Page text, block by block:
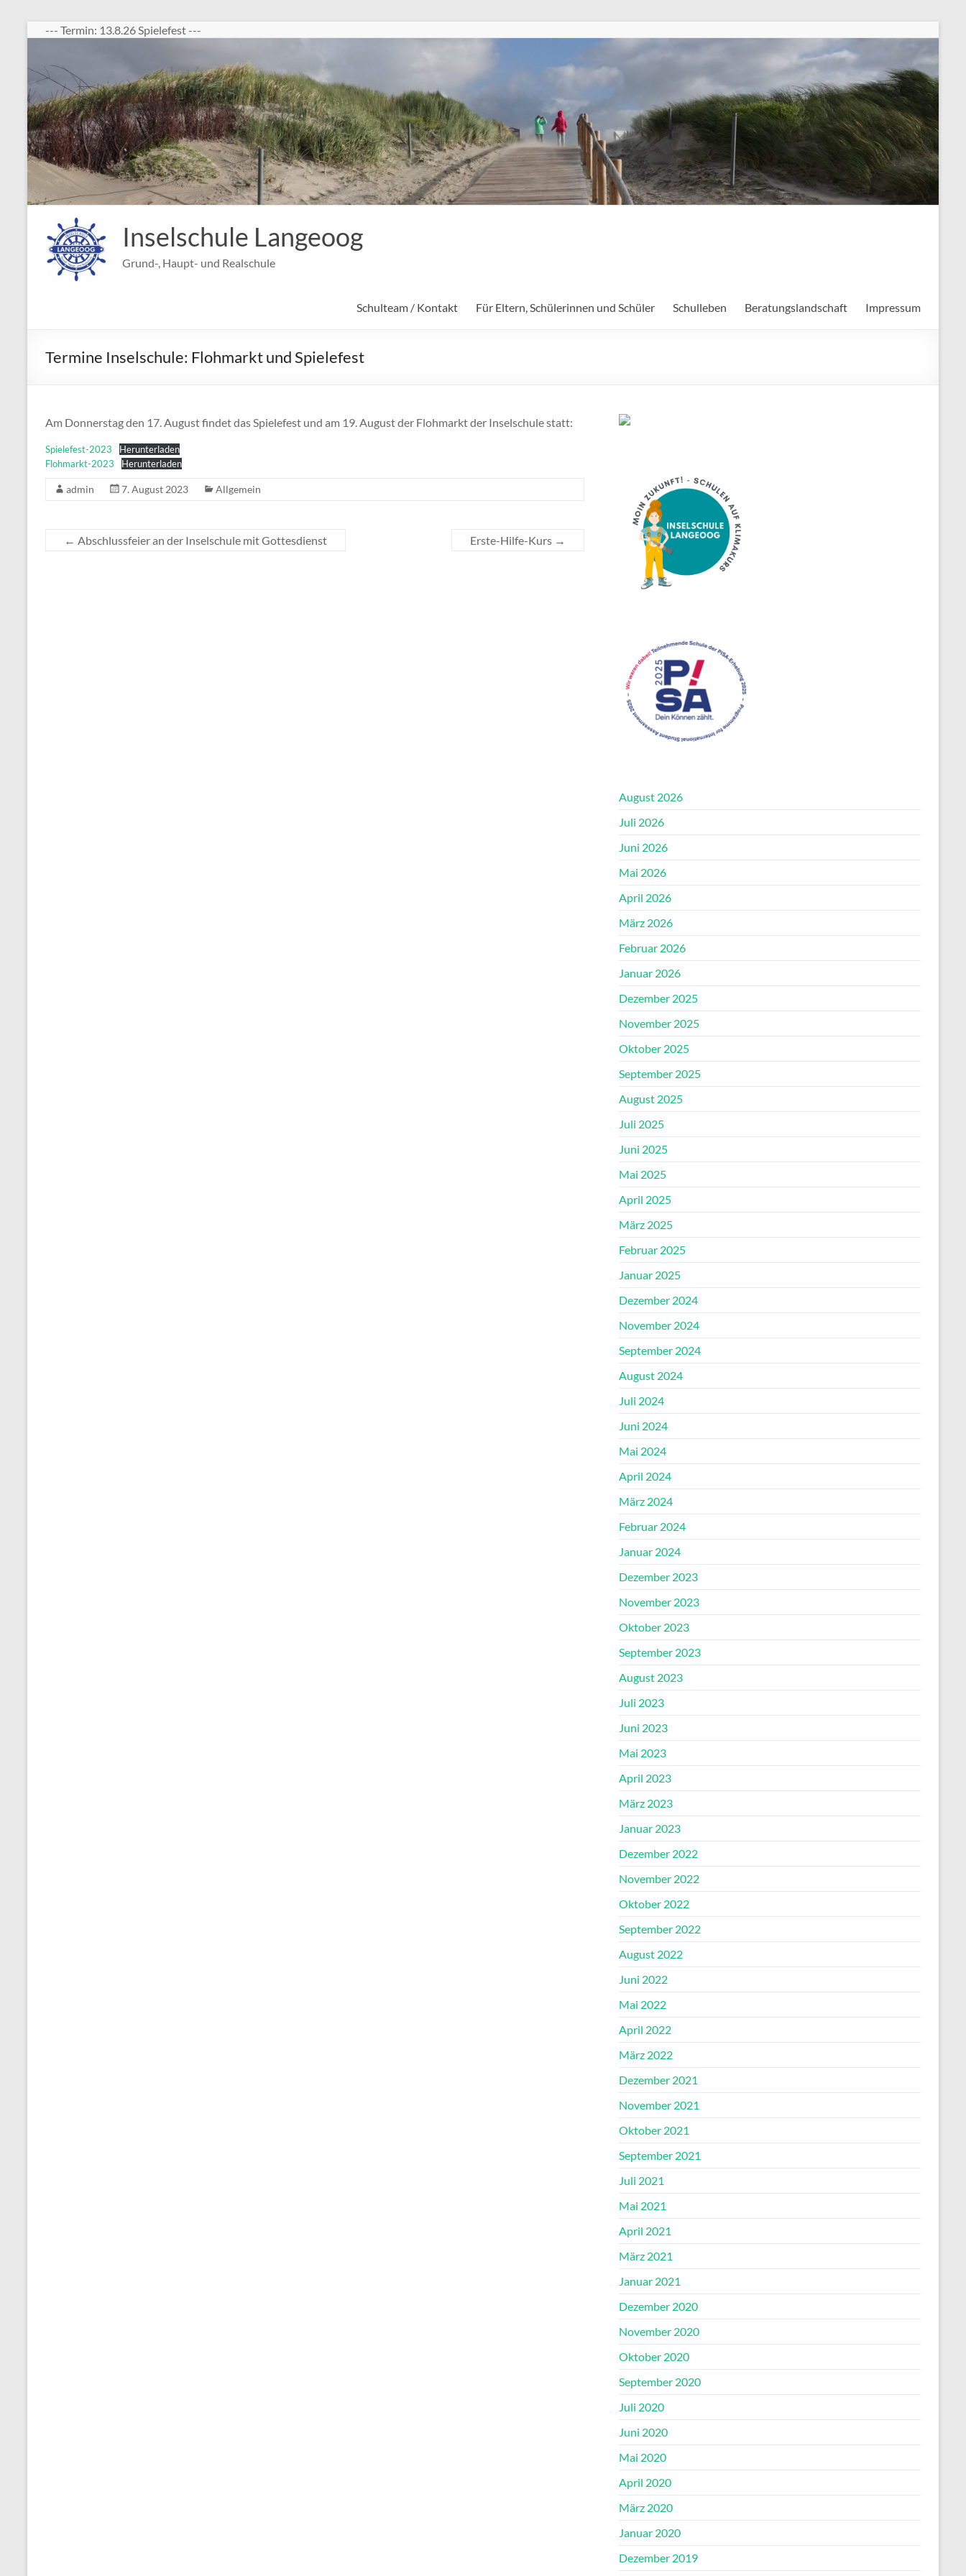
Zum
Inhalt
--- Termin: 13.8.26 Spielefest ---
Inselschule Langeoog
Grund-, Haupt- und Realschule
Schulteam / Kontakt Für Eltern, Schülerinnen und Schüler Schulleben Beratungslandschaft Impressum
Termine Inselschule: Flohmarkt und Spielefest
Am Donnerstag den 17. August findet das Spielefest und am 19. August der Flohmarkt der Inselschule statt:
Spielefest-2023
Herunterladen
Flohmarkt-2023
Herunterladen
admin 7. August 2023 Allgemein
← Abschlussfeier an der Inselschule mit Gottesdienst Erste-Hilfe-Kurs →
August 2026
Juli 2026
Juni 2026
Mai 2026
April 2026
März 2026
Februar 2026
Januar 2026
Dezember 2025
November 2025
Oktober 2025
September 2025
August 2025
Juli 2025
Juni 2025
Mai 2025
April 2025
März 2025
Februar 2025
Januar 2025
Dezember 2024
November 2024
September 2024
August 2024
Juli 2024
Juni 2024
Mai 2024
April 2024
März 2024
Februar 2024
Januar 2024
Dezember 2023
November 2023
Oktober 2023
September 2023
August 2023
Juli 2023
Juni 2023
Mai 2023
April 2023
März 2023
Januar 2023
Dezember 2022
November 2022
Oktober 2022
September 2022
August 2022
Juni 2022
Mai 2022
April 2022
März 2022
Dezember 2021
November 2021
Oktober 2021
September 2021
Juli 2021
Mai 2021
April 2021
März 2021
Januar 2021
Dezember 2020
November 2020
Oktober 2020
September 2020
Juli 2020
Juni 2020
Mai 2020
April 2020
März 2020
Januar 2020
Dezember 2019